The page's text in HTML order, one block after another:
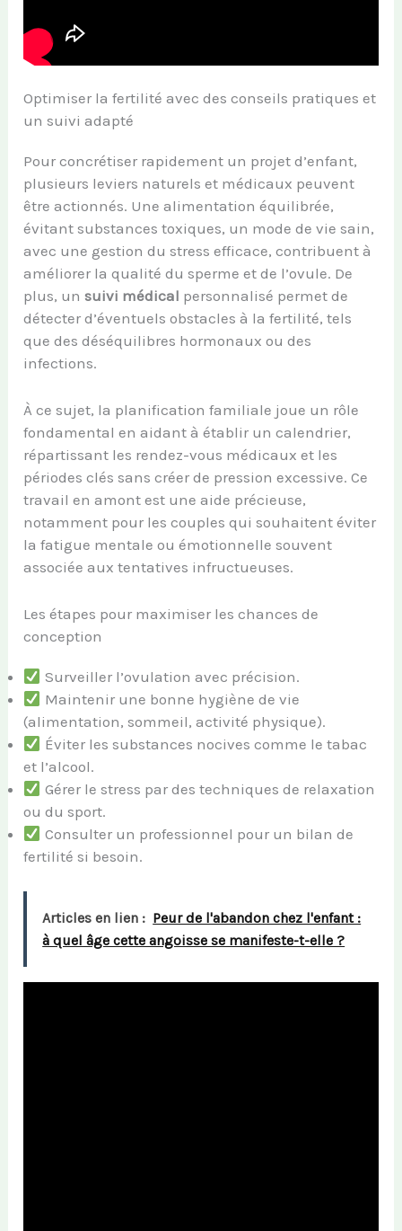
Optimiser la fertilité avec des conseils pratiques et
un suivi adapté
Pour concrétiser rapidement un projet d’enfant,
plusieurs leviers naturels et médicaux peuvent
être actionnés. Une alimentation équilibrée,
évitant substances toxiques, un mode de vie sain,
avec une gestion du stress efficace, contribuent à
améliorer la qualité du sperme et de l’ovule. De
plus, unsuivi médical personnalisé permet de
détecter d’éventuels obstacles à la fertilité, tels
que des déséquilibres hormonaux ou des
infections.
À ce sujet, la planification familiale joue un rôle
fondamental en aidant à établir un calendrier,
répartissant les rendez-vous médicaux et les
périodes clés sans créer de pression excessive. Ce
travail en amont est une aide précieuse,
notamment pour les couples qui souhaitent éviter
la fatigue mentale ou émotionnelle souvent
associée aux tentatives infructueuses.
Les étapes pour maximiser les chances de
conception
Surveiller l’ovulation avec précision.
Maintenir une bonne hygiène de vie
(alimentation, sommeil, activité physique).
Éviter les substances nocives comme le tabac
et l’alcool.
Gérer le stress par des techniques de relaxation
ou du sport.
Consulter un professionnel pour un bilan de
fertilité si besoin.
Articles en lien : Peur de l'abandon chez l'enfant :
à quel âge cette angoisse se manifeste-t-elle ?